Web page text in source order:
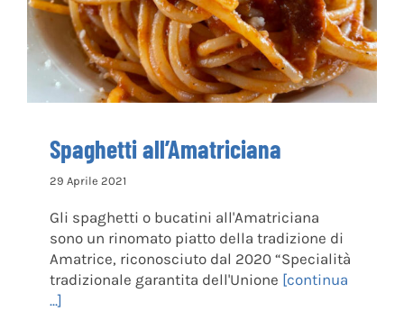
Spaghetti all’Amatriciana
29 Aprile 2021
Gli spaghetti o bucatini all'Amatriciana
sono un rinomato piatto della tradizione di
Amatrice, riconosciuto dal 2020 “Specialità
tradizionale garantita dell'Unione [continua
...]